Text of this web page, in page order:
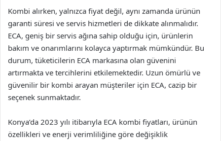
Kombi alırken, yalnızca fiyat değil, aynı zamanda ürünün
garanti süresi ve servis hizmetleri de dikkate alınmalıdır.
ECA, geniş bir servis ağına sahip olduğu için, ürünlerin
bakım ve onarımlarını kolayca yaptırmak mümkündür. Bu
durum, tüketicilerin ECA markasına olan güvenini
artırmakta ve tercihlerini etkilemektedir. Uzun ömürlü ve
güvenilir bir kombi arayan müşteriler için ECA, cazip bir
seçenek sunmaktadır.
Konya’da 2023 yılı itibarıyla ECA kombi fiyatları, ürünün
özellikleri ve enerji verimliliğine göre değişiklik